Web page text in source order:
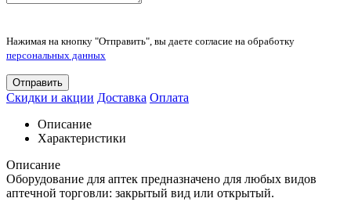
Нажимая на кнопку "Отправить", вы даете согласие на обработку
персональных данных
Отправить
Скидки и акции Доставка Оплата
Описание
Характеристики
Описание
Оборудование для аптек предназначено для любых видов
аптечной торговли: закрытый вид или открытый.